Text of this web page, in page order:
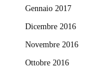
Gennaio 2017
Dicembre 2016
Novembre 2016
Ottobre 2016